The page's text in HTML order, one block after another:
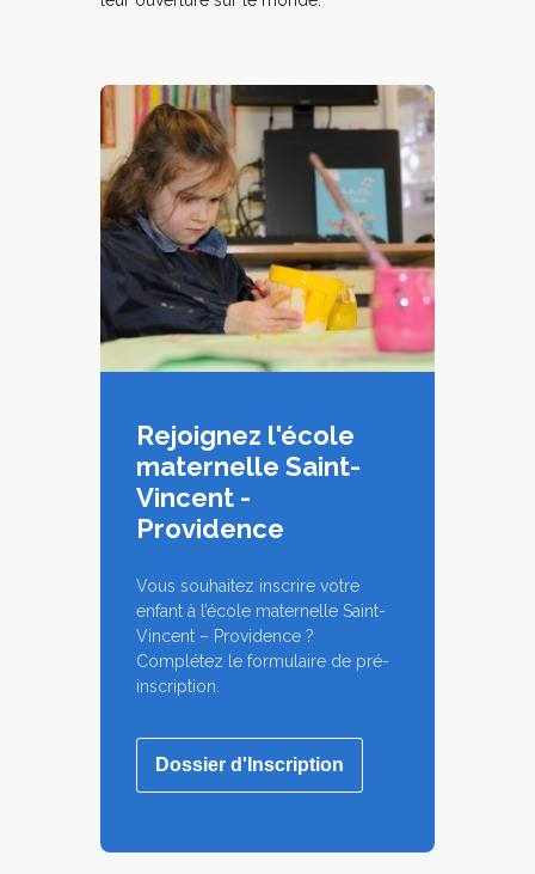
Rejoignez l'école
maternelle Saint-
Vincent -
Providence
Vous souhaitez inscrire votre
enfant à l’école maternelle Saint-
Vincent – Providence ?
Complétez le formulaire de pré-
inscription.
Dossier d'Inscription